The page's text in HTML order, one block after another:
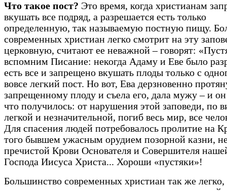
Что такое пост? Это время, когда христианам
вкушать все подряд, а разрешается есть только
определенную, так называемую постную пищу.
современных христиан легко смотрит на эту
церковную, считают ее неважной – говорят:
вспомним Писание: некогда Адаму и Еве было
есть все и запрещено вкушать плоды только с
вовсе легкий пост. Но вот, Ева дерзновенно
запрещенному плоду и съела его, дала мужу – и
что получилось: от нарушения этой заповеди, по
легкой и незначительной, погиб весь мир, все
Для спасения людей потребовалось пролитие на
того бывшем ужасным орудием позорной казни,
пречистой Крови Основателя и Совершителя
Господа Иисуса Христа... Хороши «пустяки»!
Большинство современных христиан так же легко,